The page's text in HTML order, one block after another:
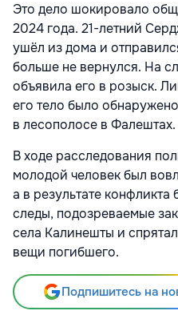
Это дело шокировало
2024 года. 21-летний
ушёл из дома и
больше не вернулся. На
объявила его в розыск.
его тело было
в лесополосе в Фалештах.
В ходе расследования
молодой человек был
а в результате
следы, подозреваемые
села Калинешты и
вещи погибшего.
Подпишитесь на